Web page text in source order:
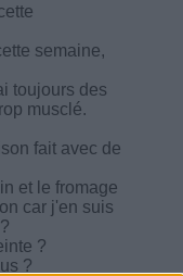
semaine,
toujours des
musclé.
fait avec de
et le fromage
car j'en suis
?
?